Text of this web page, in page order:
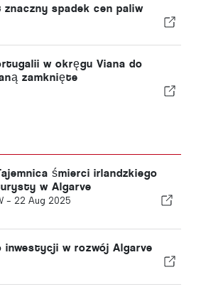
znaczny spadek cen paliw
w okręgu Viana do
zamknięte
śmierci irlandzkiego
w Algarve
- 22 Aug 2025
inwestycji w rozwój Algarve